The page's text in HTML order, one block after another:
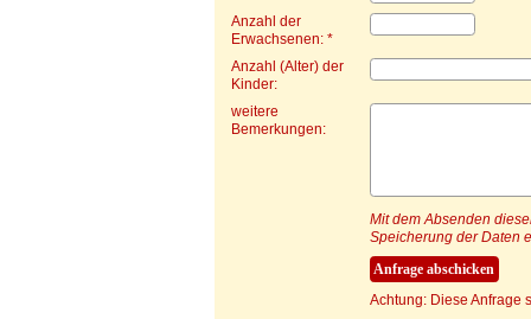
Anzahl der
Erwachsenen: *
Anzahl (Alter) der
Kinder:
weitere
Bemerkungen:
Mit dem Absenden
Speicherung der Daten
Achtung: Diese Anfrage